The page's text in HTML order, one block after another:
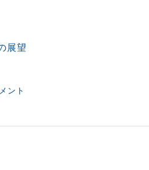
展望
ント